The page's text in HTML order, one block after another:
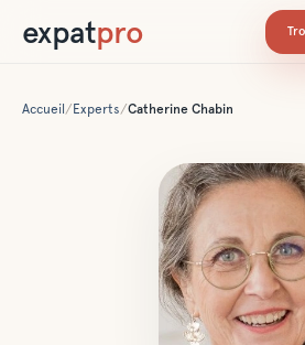
expatpro
Accueil / Experts/Catherine Chabin